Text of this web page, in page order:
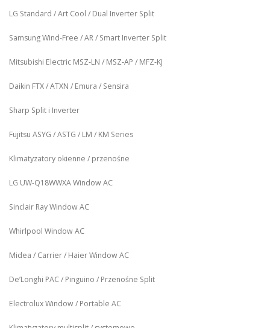
LG Standard / Art Cool / Dual Inverter Split
Samsung Wind-Free / AR / Smart Inverter Split
Mitsubishi Electric MSZ‑LN / MSZ‑AP / MFZ-KJ
Daikin FTX / ATXN / Emura / Sensira
Sharp Split i Inverter
Fujitsu ASYG / ASTG / LM / KM Series
Klimatyzatory okienne / przenośne
LG UW‑Q18WWXA Window AC
Sinclair Ray Window AC
Whirlpool Window AC
Midea / Carrier / Haier Window AC
De’Longhi PAC / Pinguino / Przenośne Split
Electrolux Window / Portable AC